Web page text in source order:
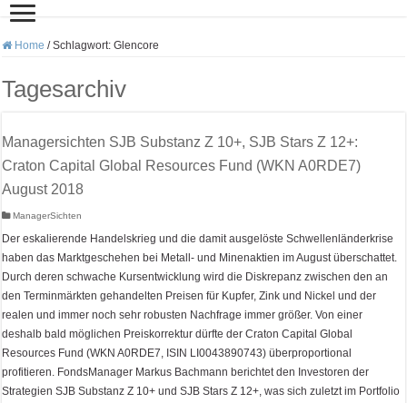
Home / Schlagwort:Glencore
Tagesarchiv
Managersichten SJB Substanz Z 10+, SJB Stars Z 12+:
Craton Capital Global Resources Fund (WKN A0RDE7)
August 2018
ManagerSichten
Der eskalierende Handelskrieg und die damit ausgelöste Schwellenländerkrise
haben das Marktgeschehen bei Metall- und Minenaktien im August überschattet.
Durch deren schwache Kursentwicklung wird die Diskrepanz zwischen den an
den Terminmärkten gehandelten Preisen für Kupfer, Zink und Nickel und der
realen und immer noch sehr robusten Nachfrage immer größer. Von einer
deshalb bald möglichen Preiskorrektur dürfte der Craton Capital Global
Resources Fund (WKN A0RDE7, ISIN LI0043890743) überproportional
profitieren. FondsManager Markus Bachmann berichtet den Investoren der
Strategien SJB Substanz Z 10+ und SJB Stars Z 12+, was sich zuletzt im Portfolio